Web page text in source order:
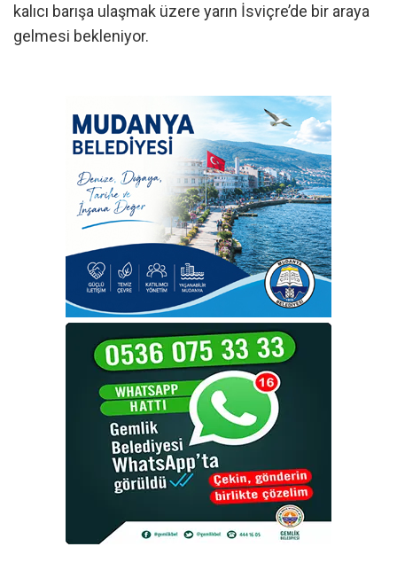
kalıcı barışa ulaşmak üzere yarın İsviçre’de bir araya
gelmesi bekleniyor.